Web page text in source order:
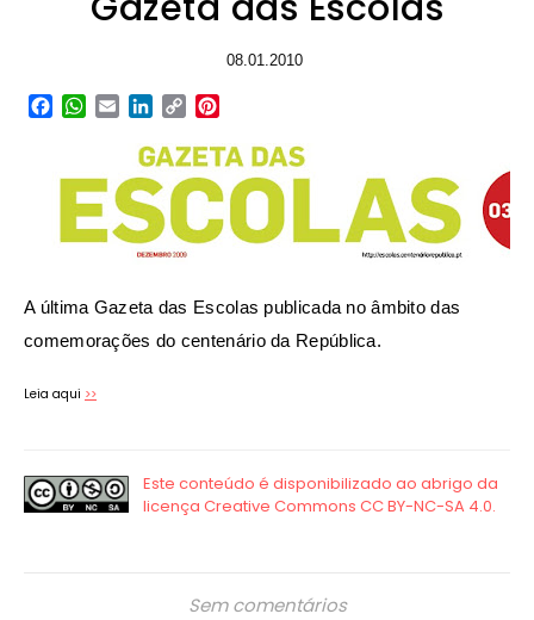
08.01.2010
Facebook
WhatsApp
EmailLinkedIn
Copy
A última Gazeta das Escolas publicada no âmbito das
comemorações do centenário da República.
Leia aqui >>
Sem comentários